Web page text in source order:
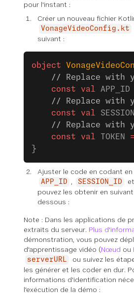
pour l'instant :
Créer un nouveau fichier
VonageVideoConfig.kt
suivant :
object
// Replace with
    const
val APP_ID
// Replace with
    const
val
// Replace with
    const
val TOKEN =
}
Ajuster le code en codant
APP_ID , SESSION_ID et
pouvez les obtenir en
dessous :
Note : Dans les applications de
extraits du serveur. Plus
démonstration, vous pouvez
d'apprentissage vidéo (Nœud ou
serverURL
ou suivez les
les générer et les coder en dur.
informations d'identification
l'exécution de la démo :